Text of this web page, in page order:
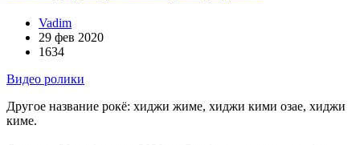
Vadim
29 фев 2020
1634
Видео ролики
Другое название рокё: хиджи жиме, хиджи кими озае, хиджи
киме.